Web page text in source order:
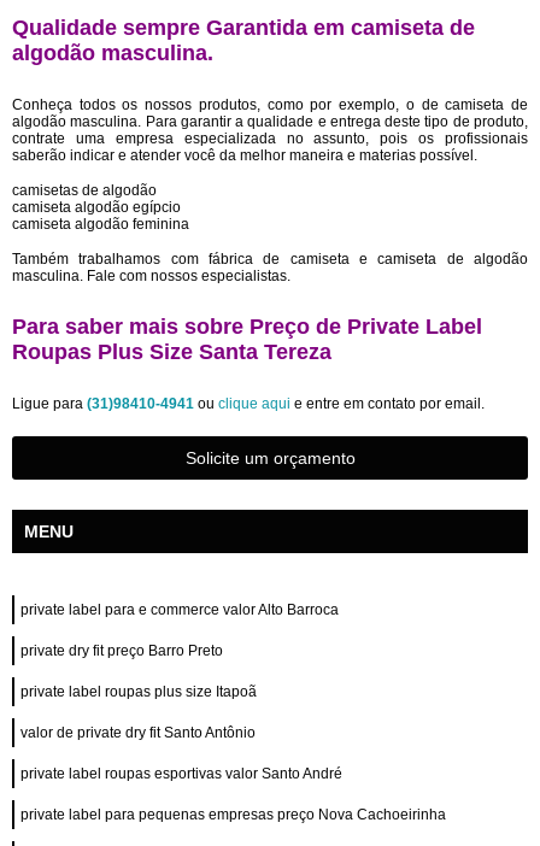
Qualidade sempre Garantida em camiseta de
algodão masculina.
Conheça todos os nossos produtos, como por exemplo, o de camiseta de
algodão masculina. Para garantir a qualidade e entrega deste tipo de produto,
contrate uma empresa especializada no assunto, pois os profissionais
saberão indicar e atender você da melhor maneira e materias possível.
camisetas de algodão
camiseta algodão egípcio
camiseta algodão feminina
Também trabalhamos com fábrica de camiseta e camiseta de algodão
masculina. Fale com nossos especialistas.
Para saber mais sobre Preço de Private Label
Roupas Plus Size Santa Tereza
Ligue para (31)98410-4941 ou clique aqui e entre em contato por email.
Solicite um orçamento
MENU
private label para e commerce valor Alto Barroca
private dry fit preço Barro Preto
private label roupas plus size Itapoã
valor de private dry fit Santo Antônio
private label roupas esportivas valor Santo André
private label para pequenas empresas preço Nova Cachoeirinha